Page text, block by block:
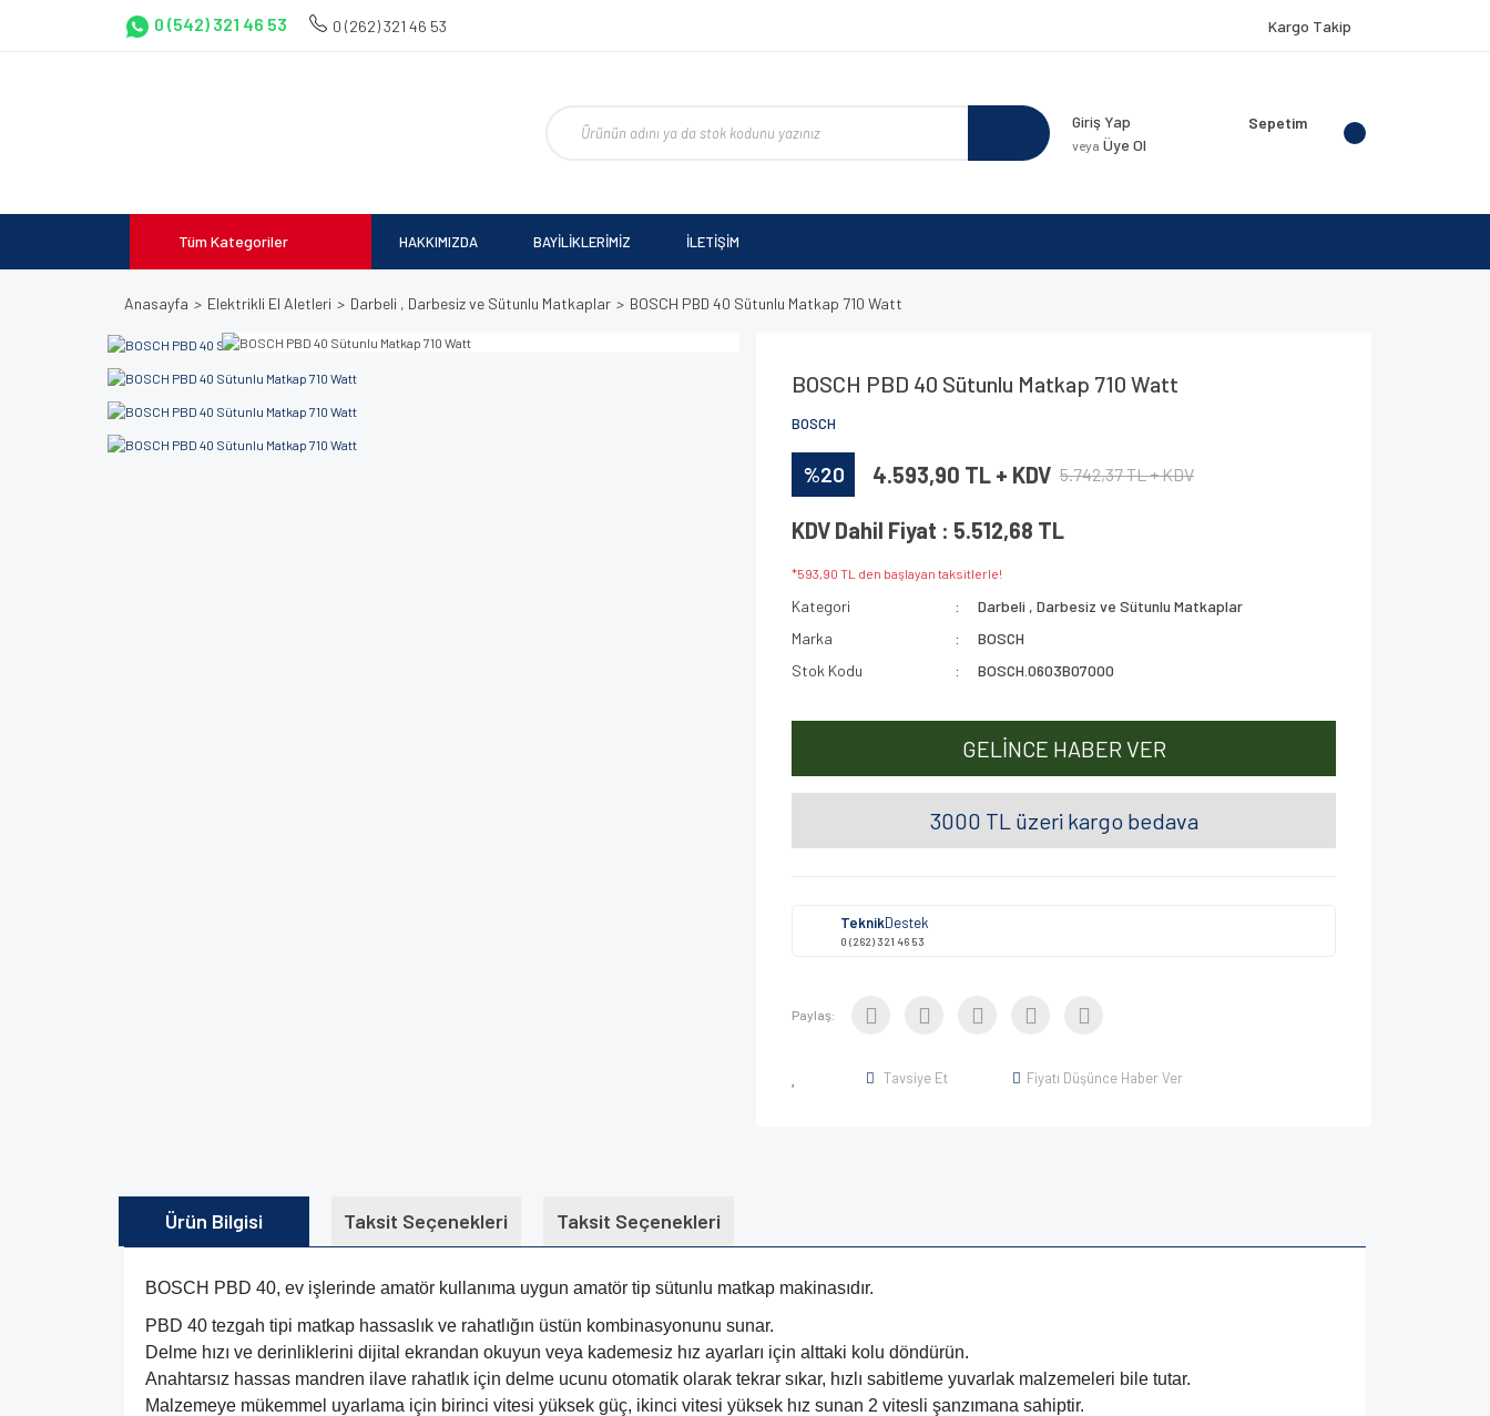
0 (542) 321 46 53 0 (262) 321 46 53 Kargo Takip
Giriş Yap
veya Üye Ol
Sepetim
Tüm Kategoriler HAKKIMIZDA BAYİLİKLERİMİZ İLETİŞİM
Anasayfa Elektrikli El Aletleri Darbeli , Darbesiz ve Sütunlu Matkaplar BOSCH PBD 40 Sütunlu Matkap 710 Watt
BOSCH PBD 40 Sütunlu Matkap 710 Watt
BOSCH
%20 4.593,90 TL + KDV 5.742,37 TL + KDV
KDV Dahil Fiyat : 5.512,68 TL
*593,90 TL den başlayan taksitlerle!
Kategori
Darbeli , Darbesiz ve Sütunlu Matkaplar
Marka
BOSCH
Stok Kodu
BOSCH.0603B07000
GELİNCE HABER VER
3000 TL üzeri kargo bedava
TeknikDestek
0 (262) 321 46 53
Paylaş:
Tavsiye Et Fiyatı Düşünce Haber Ver
Ürün Bilgisi Taksit Seçenekleri Taksit Seçenekleri
BOSCH PBD 40, ev işlerinde amatör kullanıma uygun amatör tip sütunlu matkap makinasıdır.
PBD 40 tezgah tipi matkap hassaslık ve rahatlığın üstün kombinasyonunu sunar.
Delme hızı ve derinliklerini dijital ekrandan okuyun veya kademesiz hız ayarları için alttaki kolu döndürün.
Anahtarsız hassas mandren ilave rahatlık için delme ucunu otomatik olarak tekrar sıkar, hızlı sabitleme yuvarlak malzemeleri bile tutar.
Malzemeye mükemmel uyarlama için birinci vitesi yüksek güç, ikinci vitesi yüksek hız sunan 2 vitesli şanzımana sahiptir.